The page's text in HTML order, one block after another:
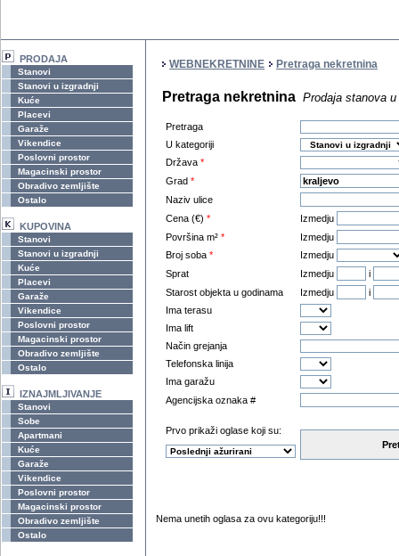
PRODAJA
Stanovi
Stanovi u izgradnji
Kuće
Placevi
Garaže
Vikendice
Poslovni prostor
Magacinski prostor
Obradivo zemljište
Ostalo
KUPOVINA
Stanovi
Stanovi u izgradnji
Kuće
Placevi
Garaže
Vikendice
Poslovni prostor
Magacinski prostor
Obradivo zemljište
Ostalo
IZNAJMLJIVANJE
Stanovi
Sobe
Apartmani
Kuće
Garaže
Vikendice
Poslovni prostor
Magacinski prostor
Obradivo zemljište
Ostalo
WEBNEKRETNINE Pretraga nekretnina
Pretraga nekretnina Prodaja stanova
Pretraga
U kategoriji
Država *
Grad *
Naziv ulice
Cena (€) *
Izmedju
Površina m² *
Izmedju
Broj soba *
Izmedju
Sprat
Izmedju
i
Starost objekta u godinama
Izmedju
i
Ima terasu
Ima lift
Način grejanja
Telefonska linija
Ima garažu
Agencijska oznaka #
Prvo prikaži oglase koji su:
Nema unetih oglasa za ovu kategoriju!!!